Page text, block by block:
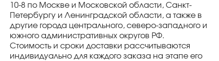
10-8 по Москве и Московской области, Санкт-
Петербургу и Ленинградской области, а также в
другие города центрального, северо-западного и
южного административных округов РФ.
Стоимость и сроки доставки рассчитываются
индивидуально для каждого заказа на этапе его